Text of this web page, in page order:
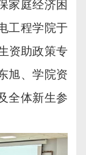
家庭经济困
工程学院于
资助政策专
旭、学院资
全体新生参